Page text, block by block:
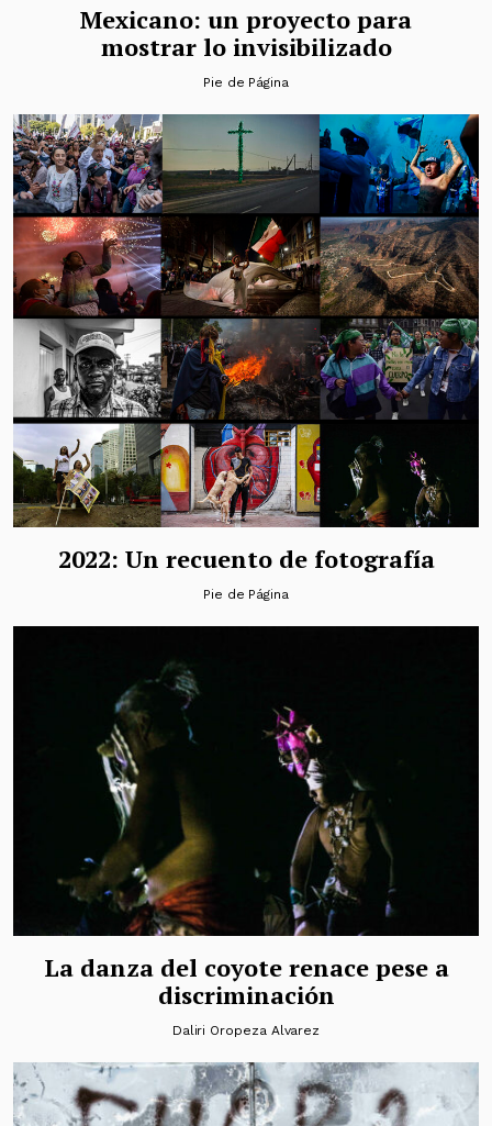
Mexicano: un proyecto para
mostrar lo invisibilizado
Pie de Página
2022: Un recuento de fotografía
Pie de Página
La danza del coyote renace pese a
discriminación
Daliri Oropeza Alvarez